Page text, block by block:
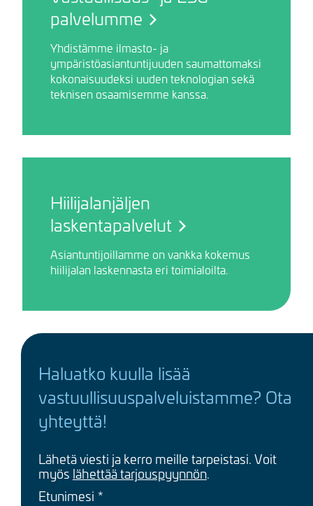
palvelumme
Yhdistämme ilmasto- ja
ympäristöasiantuntijuuden saumattomaksi
kokonaisuudeksi uuden teknologian sekä
teknisen osaamisemme kanssa.
Hiilijalanjäljen
laskentapalvelut
Asiantuntijoillamme on vankka kokemus
hiilijalan laskennasta eri toimialoilta.
Haluatko kuulla lisää
vastuullisuuspalveluistamme? Ota
yhteyttä!
Lähetä viesti ja kerro meille tarpeistasi. Voit
myös lähettää tarjouspyynnön.
Etunimesi